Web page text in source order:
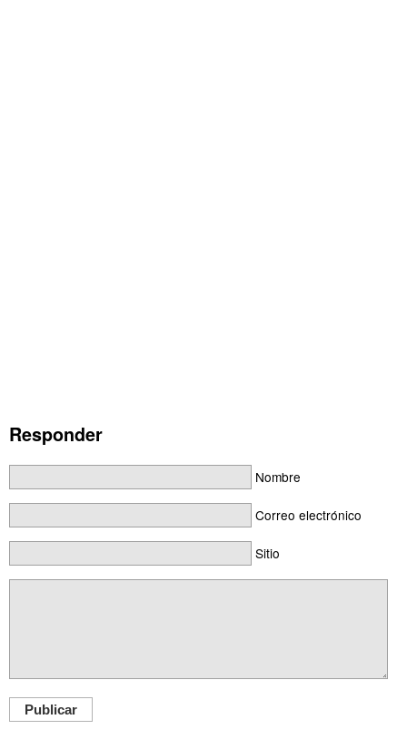
Responder
Nombre
Correo electrónico
Sitio
Publicar